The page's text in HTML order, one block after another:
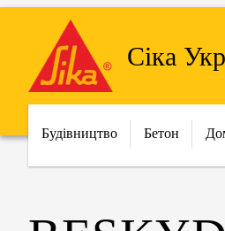
Сіка
Будівництво Бетон